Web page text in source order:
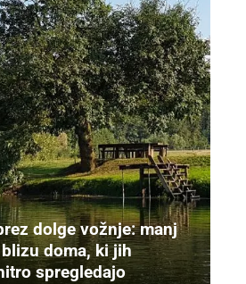
dolge vožnje: manj
doma, ki jih
spregledajo